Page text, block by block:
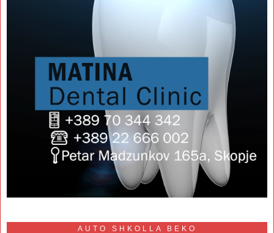
AUTO SHKOLLA BEKO